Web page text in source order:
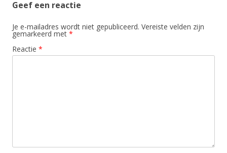
Geef een reactie
Je e-mailadres wordt niet gepubliceerd. Vereiste velden zijn
gemarkeerd met *
Reactie *